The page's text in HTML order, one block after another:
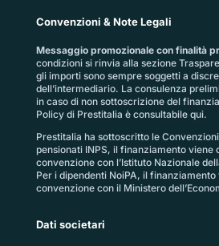
Convenzioni & Note Legali
Messaggio promozionale con finalità
condizioni si rinvia alla sezione
gli importi sono sempre soggetti a
dell’intermediario. La consulenza
in caso di non sottoscrizione del
Policy di Prestitalia è consultabile qui.
Prestitalia ha sottoscritto le
pensionati INPS, il finanziamento viene
convenzione con l’Istituto Nazionale
Per i dipendenti NoiPA, il
convenzione con il Ministero
Dati societari